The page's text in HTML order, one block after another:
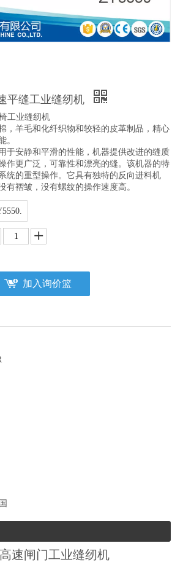
平缝工业缝纫机
工业缝纫机
，羊毛和化纤织物和较轻的皮革制品，精心
。
于安静和平滑的性能，机器提供改进的缝质
作更广泛，可靠性和漂亮的缝。该机器的特
统的重型操作。它具有独特的反向进料机
有褶皱，没有螺纹的操作速度高。
加入询价篮
速闸门工业缝纫机